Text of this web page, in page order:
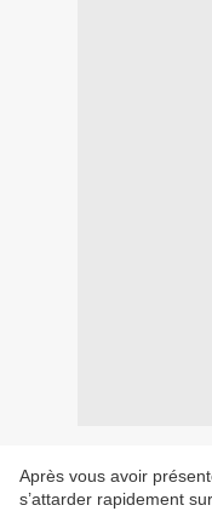
Après vous avoir
s’attarder rapidement